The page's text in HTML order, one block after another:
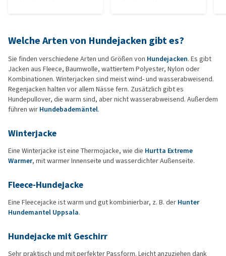
Welche Arten von Hundejacken gibt es?
Sie finden verschiedene Arten und Größen von Hundejacken. Es gibt
Jacken aus Fleece, Baumwolle, wattiertem Polyester, Nylon oder
Kombinationen. Winterjacken sind meist wind- und wasserabweisend.
Regenjacken halten vor allem Nässe fern. Zusätzlich gibt es
Hundepullover, die warm sind, aber nicht wasserabweisend. Außerdem
führen wir Hundebademäntel.
Winterjacke
Eine Winterjacke ist eine Thermojacke, wie die Hurtta Extreme
Warmer, mit warmer Innenseite und wasserdichter Außenseite.
Fleece-Hundejacke
Eine Fleecejacke ist warm und gut kombinierbar, z. B. der Hunter
Hundemantel Uppsala.
Hundejacke mit Geschirr
Sehr praktisch und mit perfekter Passform. Leicht anzuziehen dank